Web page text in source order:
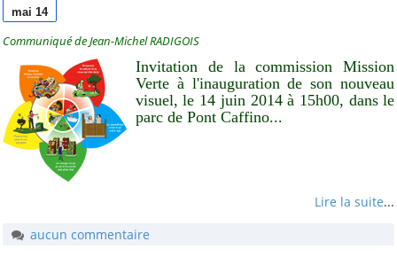
mai 14
Communiqué de Jean-Michel RADIGOIS
Invitation de la commission Mission
Verte à l'inauguration de son nouveau
visuel, le 14 juin 2014 à 15h00, dans le
parc de Pont Caffino...
Lire la suite...
aucun commentaire